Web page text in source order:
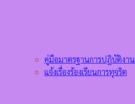
คู่มือมาตรฐานการปฎิบัติงาน
แจ้งเรื่องร้องเรียนการทุจริต